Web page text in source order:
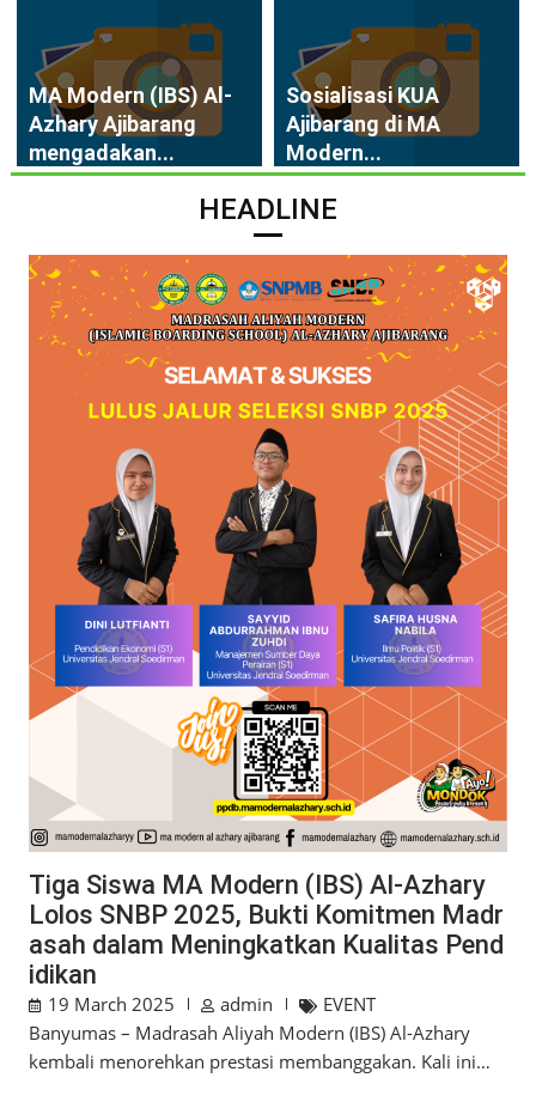
MA Modern (IBS) Al-
Azhary Ajibarang
mengadakan...
Sosialisasi KUA
Ajibarang di MA
Modern...
HEADLINE
Tiga Siswa MA Modern (IBS) Al-Azhary
Lolos SNBP 2025, Bukti Komitmen Madr
asah dalam Meningkatkan Kualitas Pend
idikan
19 March 2025 admin
EVENT
Banyumas – Madrasah Aliyah Modern (IBS) Al-Azhary
kembali menorehkan prestasi membanggakan. Kali ini…